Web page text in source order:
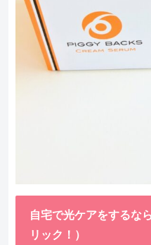
自宅で光ケアをするな
リック！）